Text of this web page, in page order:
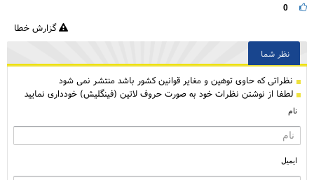
0
گزارش خطا
نظر شما
نظراتی كه حاوی توهین و مغایر قوانین کشور باشد منتشر نمی شود
لطفا از نوشتن نظرات خود به صورت حروف لاتین (فینگلیش) خودداری نمایید
نام
ایمیل